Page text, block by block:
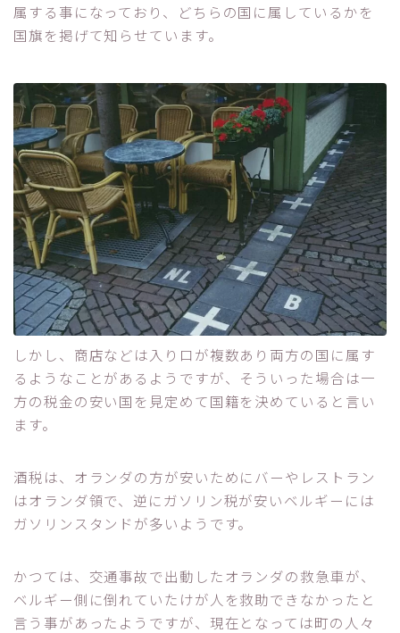
属する事になっており、どちらの国に属しているかを
国旗を掲げて知らせています。
しかし、商店などは入り口が複数あり両方の国に属す
るようなことがあるようですが、そういった場合は一
方の税金の安い国を見定めて国籍を決めていると言い
ます。
酒税は、オランダの方が安いためにバーやレストラン
はオランダ領で、逆にガソリン税が安いベルギーには
ガソリンスタンドが多いようです。
かつては、交通事故で出動したオランダの救急車が、
ベルギー側に倒れていたけが人を救助できなかったと
言う事があったようですが、現在となっては町の人々